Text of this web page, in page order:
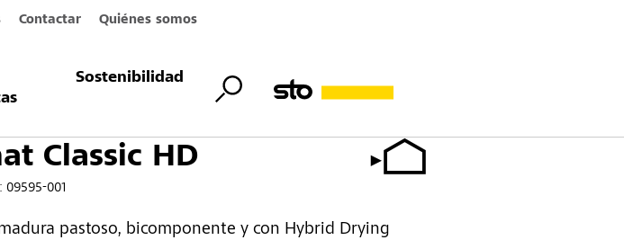
Contactar Quiénes somos
Sostenibilidad
Classic HD
09595-001
pastoso, bicomponente y con Hybrid Drying